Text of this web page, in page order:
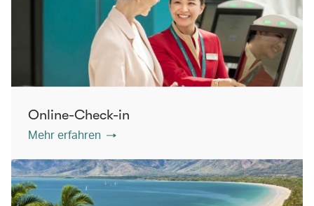
Online-Check-in
Mehr erfahren